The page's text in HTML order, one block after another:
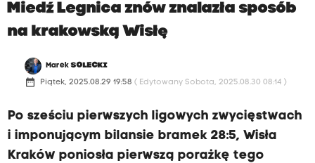
Miedź Legnica znów znalazła sposób
na krakowską Wisłę
MarekSOLECKI
date_range Piątek, 2025.08.29 19:58 ( Edytowany Sobota, 2025.08.30 08:14 )
Po sześciu pierwszych ligowych zwycięstwach
i imponującym bilansie bramek 28:5, Wisła
Kraków poniosła pierwszą porażkę tego